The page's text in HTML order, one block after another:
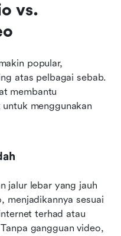
vs.
popular,
atas pelbagai sebab.
membantu
menggunakan
jalur lebar yang jauh
menjadikannya sesuai
terhad atau
gangguan video,